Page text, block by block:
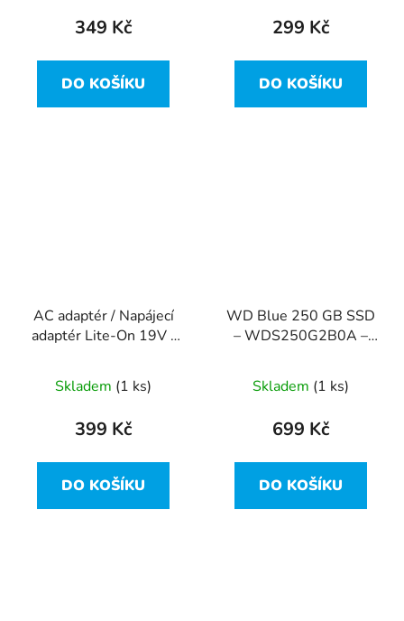
349 Kč
DO KOŠÍKU
299 Kč
DO KOŠÍKU
AC adaptér / Napájecí
adaptér Lite-On 19V /
1131-08
Skladem (1 ks)
399 Kč
DO KOŠÍKU
WD Blue 250 GB SSD
– WDS250G2B0A –
Skladem (1 ks)
699 Kč
DO KOŠÍKU